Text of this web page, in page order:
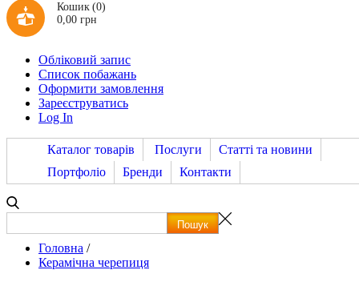
Кошик (0)
0,00 грн
Обліковий запис
Список побажань
Оформити замовлення
Зареєструватись
Log In
Каталог товарів Послуги
Статті та новини
Портфоліо
Бренди Контакти
Головна /
Керамічна черепиця